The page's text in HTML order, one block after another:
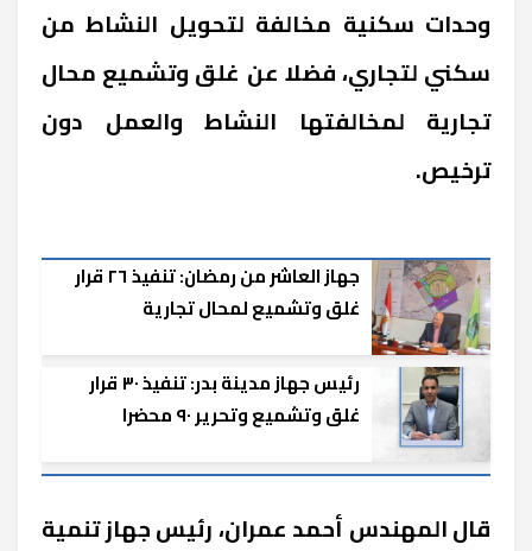
وحدات سكنية مخالفة لتحويل النشاط من
سكني لتجاري، فضلا عن غلق وتشميع محال
تجارية لمخالفتها النشاط والعمل دون
ترخيص.
جهاز العاشر من رمضان: تنفيذ ٢٦ قرار
غلق وتشميع لمحال تجارية
رئيس جهاز مدينة بدر: تنفيذ ٣٠ قرار
غلق وتشميع وتحرير ٩٠ محضرا
قال المهندس أحمد عمران، رئيس جهاز تنمية